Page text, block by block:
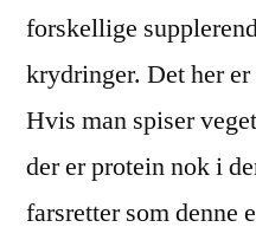
forskellige
krydringer. Det her
Hvis man spiser
der er protein nok i
farsretter som denne